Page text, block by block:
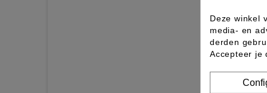
Deze winkel
media- en
derden
Accepteer je